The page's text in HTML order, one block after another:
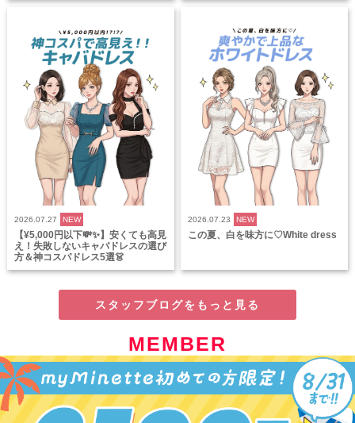
2026.07.27 NEW
【¥5,000円以下💸✨】安くても高見
え！失敗しないキャバドレスの選び
方＆神コスパドレス5選👗
2026.07.23 NEW
この夏、白を味方に♡White dress
スタッフブログをもっと見る
MEMBER